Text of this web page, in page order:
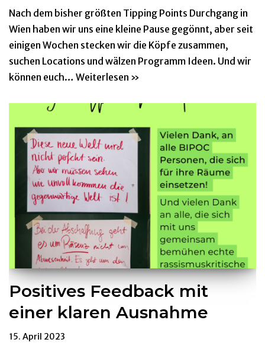
Nach dem bisher größten Tipping Points Durchgang in
Wien haben wir uns eine kleine Pause gegönnt, aber seit
einigen Wochen stecken wir die Köpfe zusammen,
suchen Locations und wälzen Programm Ideen. Und wir
können euch… Weiterlesen »
Positives Feedback mit
einer klaren Ausnahme
15. April 2023